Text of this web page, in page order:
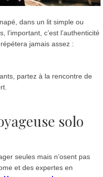
dans un lit simple ou
c’est l’authenticité
jamais assez :
partez à la rencontre de
solo
seules mais n’osent pas
et des expertes en